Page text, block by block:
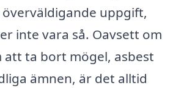
överväldigande uppgift,
inte vara så. Oavsett om
att ta bort mögel, asbest
ämnen, är det alltid